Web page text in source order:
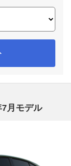
月モデル